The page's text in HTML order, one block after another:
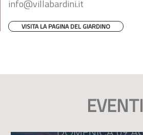
info@villabardini.it
VISITA LA PAGINA DEL GIARDINO
EVENTI